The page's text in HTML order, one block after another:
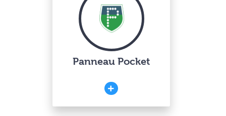
Panneau Pocket